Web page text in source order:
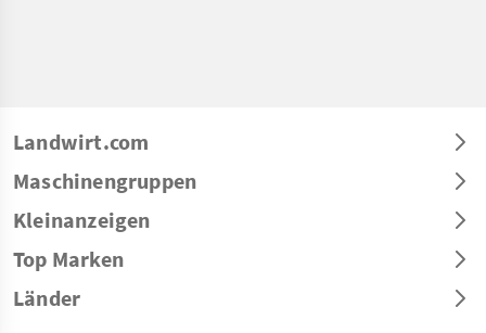
Landwirt.com
Maschinengruppen
Kleinanzeigen
Top Marken
Länder